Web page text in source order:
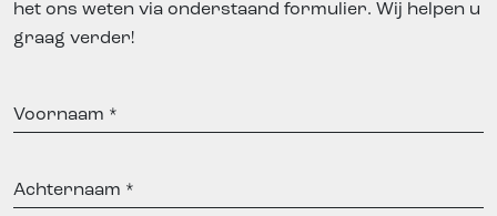
het ons weten via onderstaand formulier. Wij helpen u
graag verder!
Voornaam
Achternaam